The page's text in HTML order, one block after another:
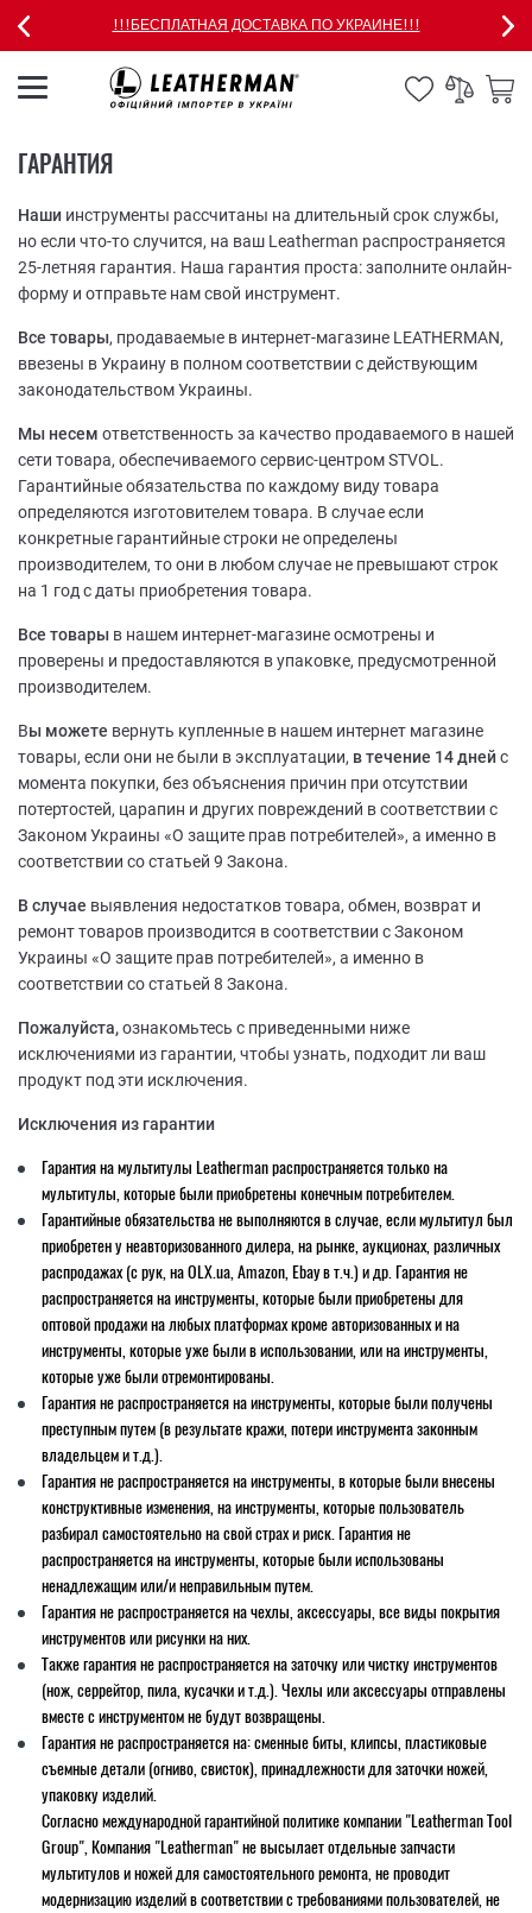
!!!БЕСПЛАТНАЯ ДОСТАВКА ПО УКРАИНЕ!!!
ГАРАНТИЯ
Наши инструменты рассчитаны на длительный срок службы,
но если что-то случится, на ваш Leatherman распространяется
25-летняя гарантия. Наша гарантия проста: заполните онлайн-
форму и отправьте нам свой инструмент.
Все товары, продаваемые в интернет-магазине LEATHERMAN,
ввезены в Украину в полном соответствии с действующим
законодательством Украины.
Мы несем ответственность за качество продаваемого в нашей
сети товара, обеспечиваемого сервис-центром STVOL.
Гарантийные обязательства по каждому виду товара
определяются изготовителем товара. В случае если
конкретные гарантийные строки не определены
производителем, то они в любом случае не превышают строк
на 1 год с даты приобретения товара.
Все товары в нашем интернет-магазине осмотрены и
проверены и предоставляются в упаковке, предусмотренной
производителем.
Вы можете вернуть купленные в нашем интернет магазине
товары, если они не были в эксплуатации, в течение 14 днейс
момента покупки, без объяснения причин при отсутствии
потертостей, царапин и других повреждений в соответствии с
Законом Украины «О защите прав потребителей», а именно в
соответствии со статьей 9 Закона.
В случае выявления недостатков товара, обмен, возврат и
ремонт товаров производится в соответствии с Законом
Украины «О защите прав потребителей», а именно в
соответствии со статьей 8 Закона.
Пожалуйста,ознакомьтесь с приведенными ниже
исключениями из гарантии, чтобы узнать, подходит ли ваш
продукт под эти исключения.
Исключения из гарантии
Гарантия на мультитулы Leatherman распространяется только на
мультитулы, которые были приобретены конечным потребителем.
Гарантийные обязательства не выполняются в случае, если мультитул был
приобретен у неавторизованного дилера, на рынке, аукционах, различных
распродажах (с рук, на OLX.ua, Amazon, Ebay в т.ч.) и др. Гарантия не
распространяется на инструменты, которые были приобретены для
оптовой продажи на любых платформах кроме авторизованных и на
инструменты, которые уже были в использовании, или на инструменты,
которые уже были отремонтированы.
Гарантия не распространяется на инструменты, которые были получены
преступным путем (в результате кражи, потери инструмента законным
владельцем и т.д.).
Гарантия не распространяется на инструменты, в которые были внесены
конструктивные изменения, на инструменты, которые пользователь
разбирал самостоятельно на свой страх и риск. Гарантия не
распространяется на инструменты, которые были использованы
ненадлежащим или/и неправильным путем.
Гарантия не распространяется на чехлы, аксессуары, все виды покрытия
инструментов или рисунки на них.
Также гарантия не распространяется на заточку или чистку инструментов
(нож, серрейтор, пила, кусачки и т.д.). Чехлы или аксессуары отправлены
вместе с инструментом не будут возвращены.
Гарантия не распространяется на: сменные биты, клипсы, пластиковые
съемные детали (огниво, свисток), принадлежности для заточки ножей,
упаковку изделий.
Согласно международной гарантийной политике компании "Leatherman Tool
Group", Компания "Leatherman" не высылает отдельные запчасти
мультитулов и ножей для самостоятельного ремонта, не проводит
модернизацию изделий в соответствии с требованиями пользователей, не